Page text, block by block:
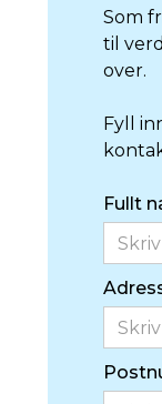
Som
til
over.
Fyll
Fullt